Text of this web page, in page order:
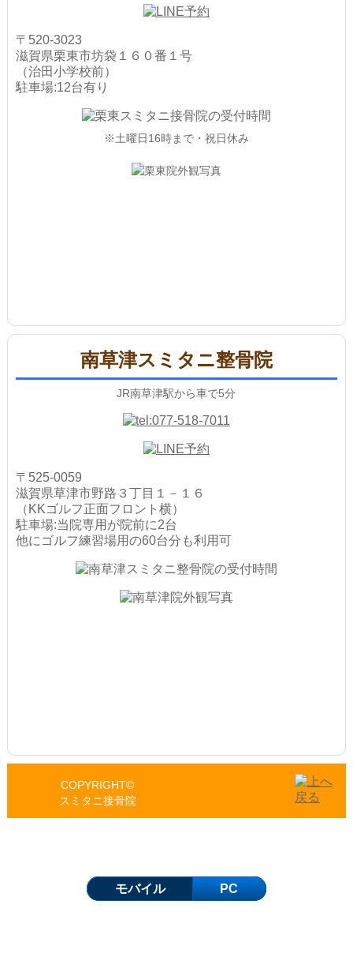
〒520-3023
滋賀県栗東市坊袋１６０番１号
（治田小学校前）
駐車場:12台有り
※土曜日16時まで・祝日休み
南草津スミタニ整骨院
JR南草津駅から車で5分
〒525-0059
滋賀県草津市野路３丁目１－１６
（KKゴルフ正面フロント横）
駐車場:当院専用が院前に2台
他にゴルフ練習場用の60台分も利用可
COPYRIGHT©
スミタニ接骨院
モバイル PC